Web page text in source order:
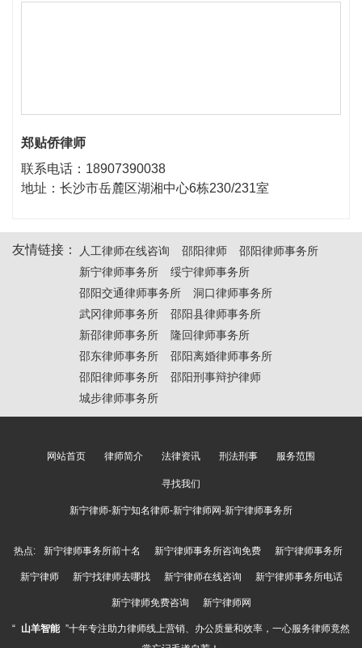
郑贴侨律师
联系电话：18907390038
地址：长沙市岳麓区湖湘中心6栋230/231室
友情链接： 人工律师在线咨询 邵阳律师
邵阳律师事务所
新宁律师事务所
绥宁律师事务所
邵阳交通律师事务所
洞口律师事务所
武冈律师事务所
邵阳县律师事务所
新邵律师事务所
隆回律师事务所
邵东律师事务所
邵阳离婚律师事务所
邵阳律师事务所
邵阳刑事辩护律师
城步律师事务所
网站首页 律师简介 法律资讯 刑法刑事 服务范围
寻找我们
新宁律师-新宁知名律师-新宁律师网-新宁律师事务所
热点: 新宁律师事务所前十名 新宁律师事务所咨询免费 新宁律师事务所
新宁律师 新宁找律师去哪找 新宁律师在线咨询 新宁律师事务所电话
新宁律师免费咨询 新宁律师网
“ 山羊智能 ”十年专注助力律师线上营销、办公质量和效率，一心服务律师竟然